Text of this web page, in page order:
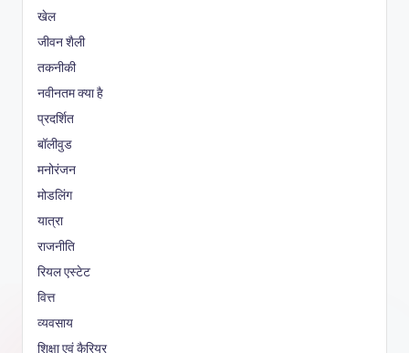
खेल
जीवन शैली
तकनीकी
नवीनतम क्या है
प्रदर्शित
बॉलीवुड
मनोरंजन
मोडलिंग
यात्रा
राजनीति
रियल एस्टेट
वित्त
व्यवसाय
शिक्षा एवं कैरियर